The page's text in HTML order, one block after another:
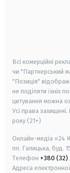
Всі комерційні
чи "Партнерський
"Позиція"
не поділяти їхніх
цитування можна
Усі права захищені.
року (21+)
Онлайн-медіа «24
пл. Галицька, буд.
Телефон +380 (32)
Адреса